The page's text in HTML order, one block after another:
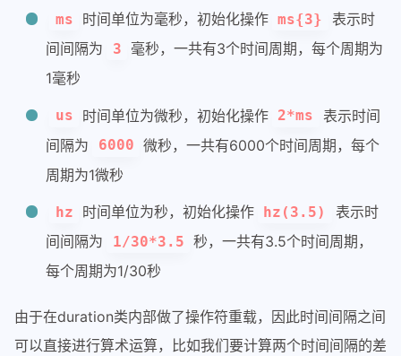
ms 时间单位为毫秒，初始化操作 ms{3}
表示时
间间隔为
3
毫秒，一共有3个时间周期，每个周期为
1毫秒
us 时间单位为微秒，初始化操作 2*ms
表示时间
间隔为
6000 微秒，一共有6000个时间周期，每个
周期为1微秒
hz 时间单位为秒，初始化操作 hz(3.5)
表示时
间间隔为
1/30*3.5 秒，一共有3.5个时间周期，
每个周期为1/30秒
由于在duration类内部做了操作符重载，因此时间间隔之间
可以直接进行算术运算，比如我们要计算两个时间间隔的差